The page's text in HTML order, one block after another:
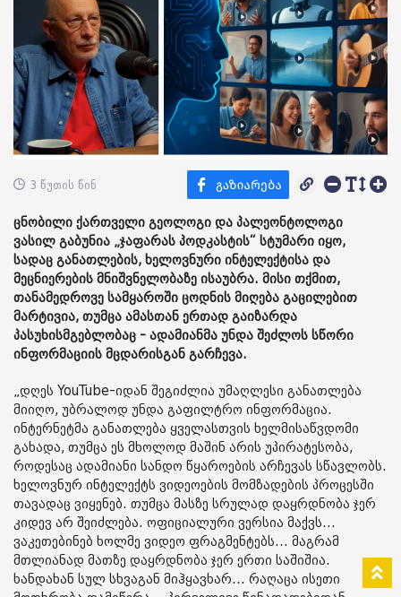
3 წუთის წინ
ცნობილი ქართველი გეოლოგი და პალეონტოლოგი
ვასილ გაბუნია „ჯაფარას პოდკასტის“ სტუმარი იყო,
სადაც განათლების, ხელოვნური ინტელექტისა და
მეცნიერების მნიშვნელობაზე ისაუბრა. მისი თქმით,
თანამედროვე სამყაროში ცოდნის მიღება გაცილებით
მარტივია, თუმცა ამასთან ერთად გაიზარდა
პასუხისმგებლობაც - ადამიანმა უნდა შეძლოს სწორი
ინფორმაციის მცდარისგან გარჩევა.
„დღეს YouTube-იდან შეგიძლია უმაღლესი განათლება
მიიღო, უბრალოდ უნდა გაფილტრო ინფორმაცია.
ინტერნეტმა განათლება ყველასთვის ხელმისაწვდომი
გახადა, თუმცა ეს მხოლოდ მაშინ არის უპირატესობა,
როდესაც ადამიანი სანდო წყაროების არჩევას სწავლობს.
ხელოვნურ ინტელექტს ვიდეოების მომზადების პროცესში
თავადაც ვიყენებ. თუმცა მასზე სრულად დაყრდნობა ჯერ
კიდევ არ შეიძლება. ოფიციალური ვერსია მაქვს...
ვაკეთებინებ ხოლმე ვიდეო ფრაგმენტებს... მაგრამ
მთლიანად მათზე დაყრდნობა ჯერ ერთი საშიშია.
ხანდახან სულ სხვაგან მიჰყავხარ... რაღაცა ისეთი